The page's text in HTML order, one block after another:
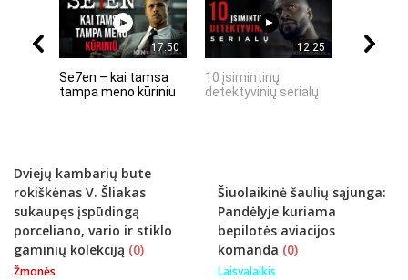
17:50
Se7en – kai tamsa
tampa meno kūriniu
12:25
10 įsimintinų
detektyvinių serialų
Dviejų kambarių bute
rokiškėnas V. Šliakas
sukaupęs įspūdingą
porceliano, vario ir stiklo
gaminių kolekciją (0)
Žmonės
Šiuolaikinė šaulių sąjunga:
Pandėlyje kuriama
bepilotės aviacijos
komanda (0)
Laisvalaikis